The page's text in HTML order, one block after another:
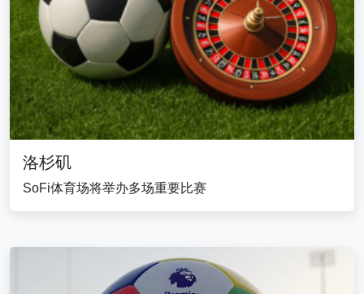
洛杉矶
SoFi体育场将举办多场重要比赛